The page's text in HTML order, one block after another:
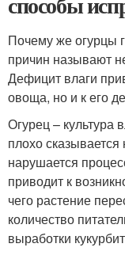
Почему же огурцы
причин называют
Дефицит влаги
овоща, но и к его
Огурец – культура
плохо
нарушается
приводит к
чего растение
количество
выработки